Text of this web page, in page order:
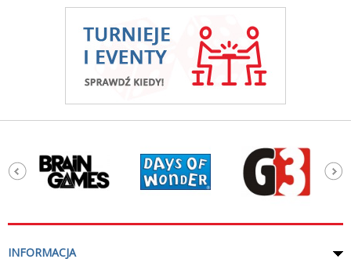
INFORMACJA